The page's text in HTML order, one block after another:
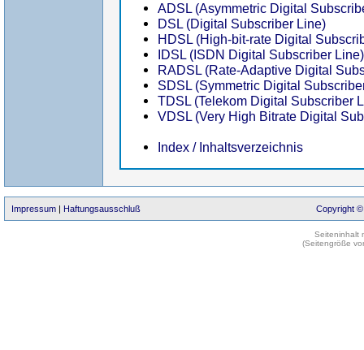
ADSL (Asymmetric Digital
DSL (Digital Subscriber Line)
HDSL (High-bit-rate Digital
IDSL (ISDN Digital Subscriber Line)
RADSL (Rate-Adaptive Digital
SDSL (Symmetric Digital
TDSL (Telekom Digital Subscriber
VDSL (Very High Bitrate Digital
Index / Inhaltsverzeichnis
Impressum | Haftungsausschluß Copyright ©
Seiteninhalt
(Seitengröße